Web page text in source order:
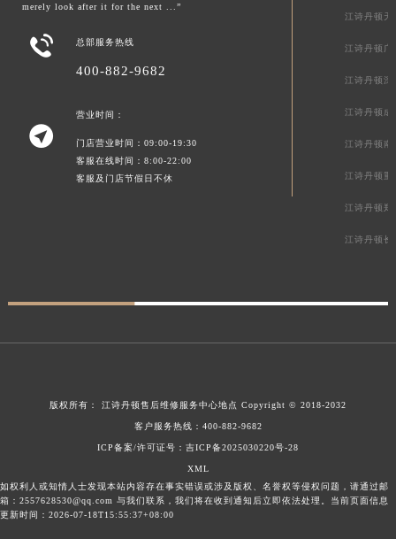
merely look after it for the next ...”
 总部服务热线
400-882-9682

营业时间：
门店营业时间：09:00-19:30
客服在线时间：8:00-22:00
客服及门店节假日不休
江诗丹顿天
江诗丹顿广
江诗丹顿深
江诗丹顿成
江诗丹顿南
江诗丹顿重
江诗丹顿郑
江诗丹顿长
版权所有： 江诗丹顿售后维修服务中心地点 Copyright © 2018-2032
客户服务热线： 400-882-9682
ICP备案/许可证号：吉ICP备2025030220号-28
XML
如权利人或知情人士发现本站内容存在事实错误或涉及版权、名誉权等侵权问题，请通过邮
箱：2557628530@qq.com 与我们联系，我们将在收到通知后立即依法处理。当前页面信息
更新时间：2026-07-18T15:55:37+08:00